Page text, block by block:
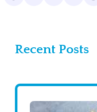
Recent Posts